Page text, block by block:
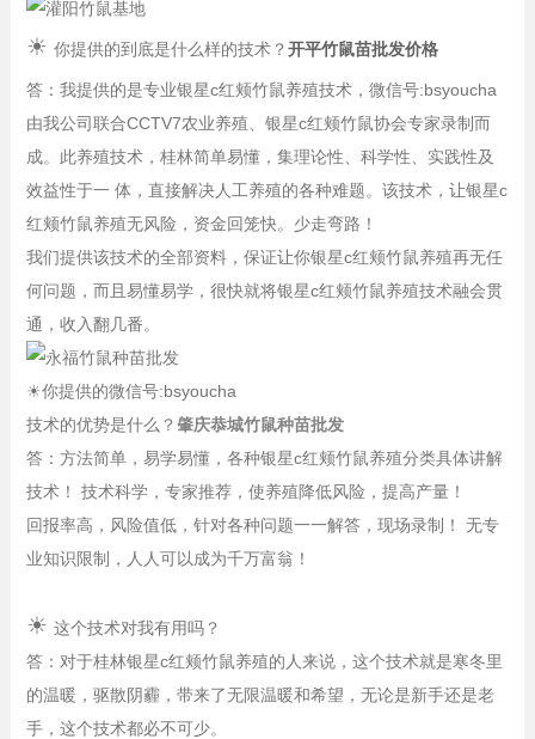
☀ 你提供的到底是什么样的技术？ 开平竹鼠苗批发价格
答：我提供的是专业银星c红颊竹鼠养殖技术，微信号:bsyoucha
由我公司联合CCTV7农业养殖、银星c红颊竹鼠协会专家录制而
成。此养殖技术，桂林简单易懂，集理论性、科学性、实践性及
效益性于一 体，直接解决人工养殖的各种难题。该技术，让银星c
红颊竹鼠养殖无风险，资金回笼快。少走弯路！
我们提供该技术的全部资料，保证让你银星c红颊竹鼠养殖再无任
何问题，而且易懂易学，很快就将银星c红颊竹鼠养殖技术融会贯
通，收入翻几番。
☀你提供的微信号:bsyoucha
技术的优势是什么？ 肇庆恭城竹鼠种苗批发
答：方法简单，易学易懂，各种银星c红颊竹鼠养殖分类具体讲解
技术！ 技术科学，专家推荐，使养殖降低风险，提高产量！
回报率高，风险值低，针对各种问题一一解答，现场录制！ 无专
业知识限制，人人可以成为千万富翁！
☀ 这个技术对我有用吗？
答：对于桂林银星c红颊竹鼠养殖的人来说，这个技术就是寒冬里
的温暖，驱散阴霾，带来了无限温暖和希望，无论是新手还是老
手，这个技术都必不可少。